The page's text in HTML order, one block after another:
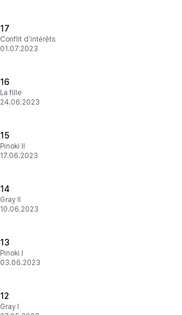
17
Conflit d'intérêts
01.07.2023
16
La fille
24.06.2023
15
Pinoki II
17.06.2023
14
Gray II
10.06.2023
13
Pinoki I
03.06.2023
12
Gray I